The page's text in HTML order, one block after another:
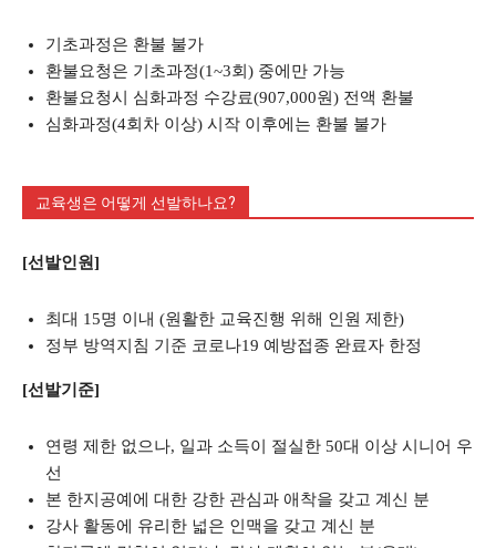
기초과정은 환불 불가
환불요청은 기초과정(1~3회) 중에만 가능
환불요청시 심화과정 수강료(907,000원) 전액 환불
심화과정(4회차 이상) 시작 이후에는 환불 불가
교육생은 어떻게 선발하나요?
[선발인원]
최대 15명 이내 (원활한 교육진행 위해 인원 제한)
정부 방역지침 기준 코로나19 예방접종 완료자 한정
[선발기준]
연령 제한 없으나, 일과 소득이 절실한 50대 이상 시니어 우
선
본 한지공예에 대한 강한 관심과 애착을 갖고 계신 분
강사 활동에 유리한 넓은 인맥을 갖고 계신 분